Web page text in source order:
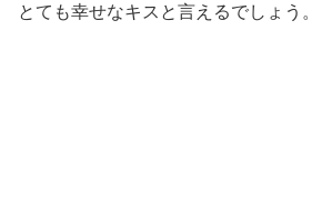
とても幸せなキスと言えるでしょう。